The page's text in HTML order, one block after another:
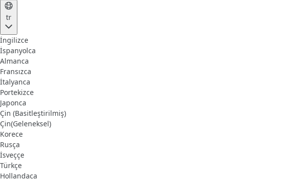
tr
İngilizce
İspanyolca
Almanca
Fransızca
İtalyanca
Portekizce
Japonca
Çin (Basitleştirilmiş)
Çin(Geleneksel)
Korece
Rusça
İsveççe
Türkçe
Hollandaca